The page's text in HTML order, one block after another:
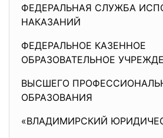
ФЕДЕРАЛЬНАЯ СЛУЖБА
НАКАЗАНИЙ
ФЕДЕРАЛЬНОЕ КАЗЕННОЕ
ОБРАЗОВАТЕЛЬНОЕ
ВЫСШЕГО
ОБРАЗОВАНИЯ
«ВЛАДИМИРСКИЙ